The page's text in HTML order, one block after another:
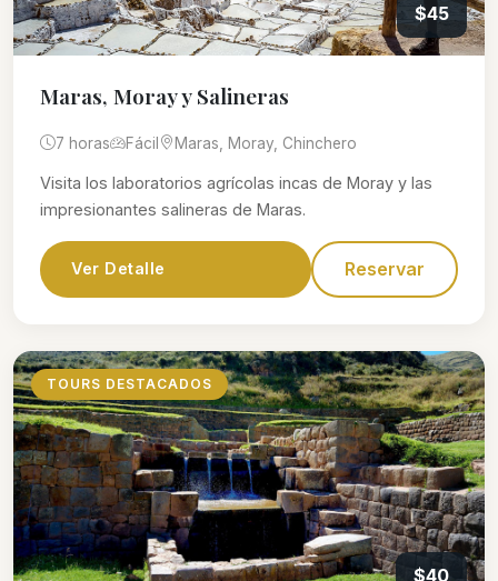
$45
Maras, Moray y Salineras
7 horas Fácil Maras, Moray, Chinchero
Visita los laboratorios agrícolas incas de Moray y las
impresionantes salineras de Maras.
Ver Detalle Reservar
TOURS DESTACADOS
$40